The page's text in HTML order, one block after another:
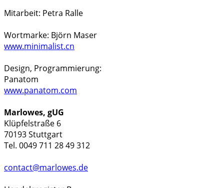
Mitarbeit: Petra Ralle
Wortmarke: Björn Maser
www.minimalist.cn
Design, Programmierung:
Panatom
www.panatom.com
Marlowes, gUG
Klüpfelstraße 6
70193 Stuttgart
Tel. 0049 711 28 49 312
contact@marlowes.de